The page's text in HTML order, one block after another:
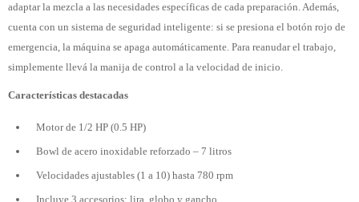
adaptar la mezcla a las necesidades específicas de cada preparación. Además,
cuenta con un sistema de seguridad inteligente: si se presiona el botón rojo de
emergencia, la máquina se apaga automáticamente. Para reanudar el trabajo,
simplemente llevá la manija de control a la velocidad de inicio.
Características destacadas
Motor de 1/2 HP (0.5 HP)
Bowl de acero inoxidable reforzado – 7 litros
Velocidades ajustables (1 a 10) hasta 780 rpm
Incluye 3 accesorios: lira, globo y gancho